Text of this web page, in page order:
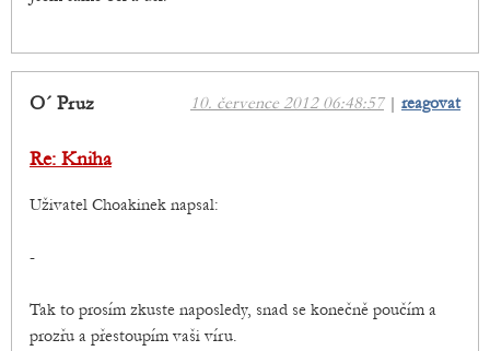
10. července 2012 06:48:57| reagovat
O´ Pruz
Re: Kniha
Uživatel Choakinek napsal:
-
Tak to prosím zkuste naposledy, snad se konečně poučím a
prozřu a přestoupím vaši víru.